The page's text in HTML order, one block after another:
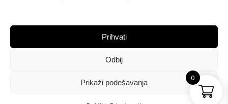
Prihvati
Odbij
Prikaži podešavanja
PRATITE NAS
Instagram
0